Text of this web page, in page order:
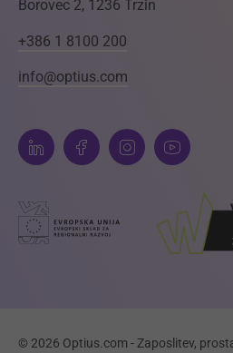
Borovec 2, 1236 Trzin
+386 1 8100 200
info@optius.com
© 2026 Optius.com - Zaposlitev,